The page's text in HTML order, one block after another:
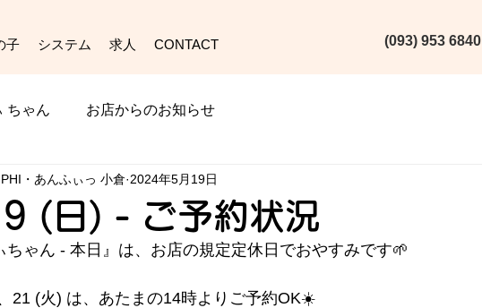
子 システム 求人 CONTACT (093) 953 6840‬
ちゃん お店からのお知らせ
(日) - ご予約状況
・あんふぃっ 小倉 2024年5月19日
ちゃん - 本日』は、お店の規定定休日でおやすみです🌱
21 (火) は、あたまの14時よりご予約OK☀️